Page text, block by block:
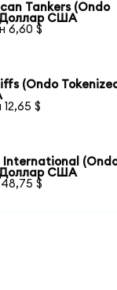
Tankers (Ondo
Доллар США
6,60 $
(Ondo
12,65 $
International
Доллар США
$